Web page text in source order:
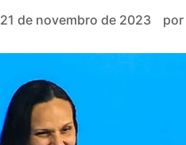
21 de novembro de 2023 por